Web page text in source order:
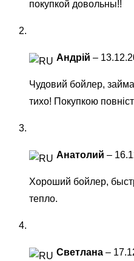
покупкой довольны!!
Андрій –
Чудовий бойлер,
тихо! Покупкою
Анатолий –
Хороший бойлер,
тепло.
Светлана –